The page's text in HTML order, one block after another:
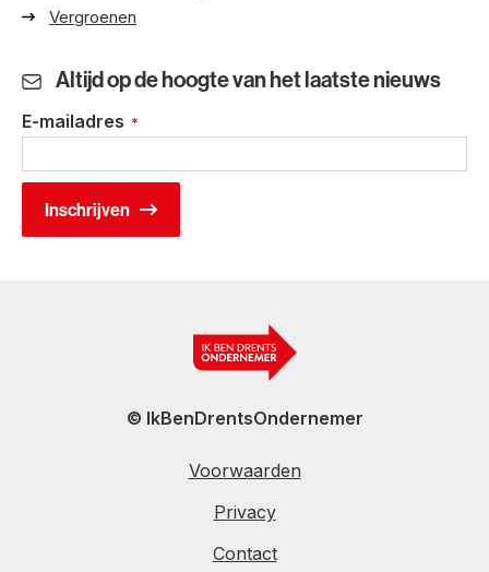
Vergroenen
Altijd op de hoogte van het laatste nieuws
E-mailadres *
© IkBenDrentsOndernemer
Voorwaarden
Privacy
Contact